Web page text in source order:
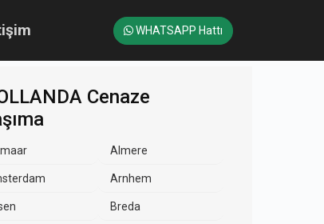
WHATSAPP Hattı
Cenaze
Almere
Arnhem
Breda